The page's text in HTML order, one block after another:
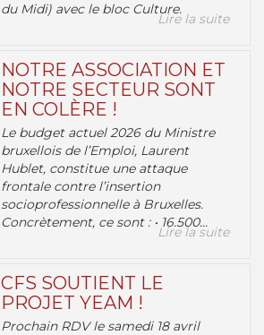
du Midi) avec le bloc Culture.
Lire la suite
NOTRE ASSOCIATION ET
NOTRE SECTEUR SONT
EN COLÈRE !
Le budget actuel 2026 du Ministre
bruxellois de l’Emploi, Laurent
Hublet, constitue une attaque
frontale contre l’insertion
socioprofessionnelle à Bruxelles.
Concrètement, ce sont : • 16.500...
Lire la suite
CFS SOUTIENT LE
PROJET YEAM !
Prochain RDV le samedi 18 avril